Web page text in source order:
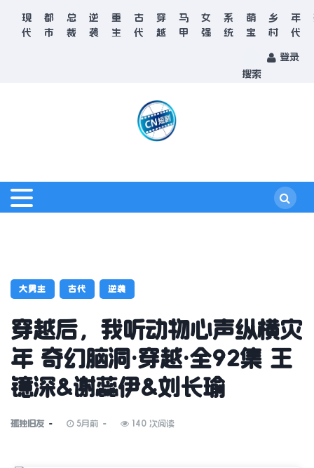
现
代
都
市
总
裁
逆
袭
重
生
古
代
穿
越
马
甲
女
强
系
统
萌
宝
乡
村
年
代
搜索
登录
大男主 古代 逆袭
穿越后，我听动物心声纵横灾
年 奇幻脑洞·穿越·全92集 王
镱深&谢蕊伊&刘长瑜
孤独旧友 5月前 140 次阅读